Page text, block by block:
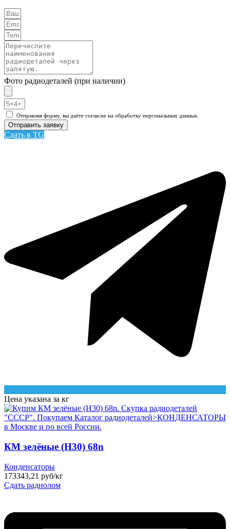
Фото радиодеталей (при наличии)
Отправляя форму, вы даёте согласие на обработку персональных данных.
Отправить заявку
Сдать в TG
Цена указана за кг
КМ зелёные (Н30) 68n
Конденсаторы
173343,21 руб/кг
Сдать радиолом